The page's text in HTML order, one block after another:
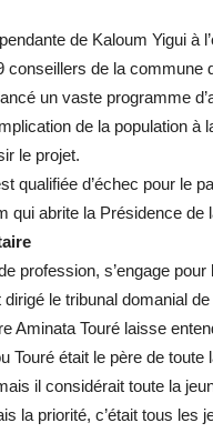
de Kaloum Yigui à
de la commune
un vaste programme
de la population
le projet.
qualifiée d’échec pour le
qui abrite la Présidence de
profession, s’engage
le tribunal domanial
Aminata Touré laisse
Touré était le père de
il considérait toute la
la priorité, c’était tous les